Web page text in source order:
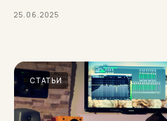
25.06.2025
СТАТЬИ